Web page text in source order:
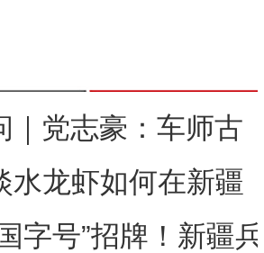
｜党志豪：车师古
成为丝绸之路的要
水龙虾如何在新疆
区“安家”？
字号”招牌！新疆兵